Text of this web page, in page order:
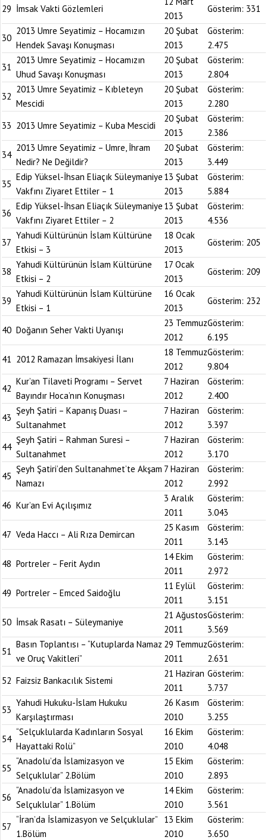
29 İmsak Vakti Gözlemleri
2013
Gösterim: 331
30
2013 Umre Seyatimiz – Hocamızın
Hendek Savaşı Konuşması
20 Şubat
2013
Gösterim:
2.475
31
2013 Umre Seyatimiz – Hocamızın
Uhud Savaşı Konuşması
20 Şubat
2013
Gösterim:
2.804
32
2013 Umre Seyatimiz – Kıbleteyn
Mescidi
20 Şubat
2013
Gösterim:
2.280
33 2013 Umre Seyatimiz – Kuba Mescidi
20 Şubat
2013
Gösterim:
2.386
34
2013 Umre Seyatimiz – Umre, İhram
Nedir? Ne Değildir?
20 Şubat
2013
Gösterim:
3.449
35
Edip Yüksel-İhsan Eliaçık Süleymaniye
Vakfını Ziyaret Ettiler – 1
13 Şubat
2013
Gösterim:
5.884
36
Edip Yüksel-İhsan Eliaçık Süleymaniye
Vakfını Ziyaret Ettiler – 2
13 Şubat
2013
Gösterim:
4.536
37
Yahudi Kültürünün İslam Kültürüne
Etkisi – 3
18 Ocak
2013
Gösterim: 205
38
Yahudi Kültürünün İslam Kültürüne
Etkisi – 2
17 Ocak
2013
Gösterim: 209
39
Yahudi Kültürünün İslam Kültürüne
Etkisi – 1
16 Ocak
2013
Gösterim: 232
40 Doğanın Seher Vakti Uyanışı
23 Temmuz
2012
Gösterim:
6.195
41 2012 Ramazan İmsakiyesi İlanı
18 Temmuz
2012
Gösterim:
9.804
42
Kur’an Tilaveti Programı – Servet
Bayındır Hoca’nın Konuşması
7 Haziran
2012
Gösterim:
2.400
43
Şeyh Şatiri – Kapanış Duası –
Sultanahmet
7 Haziran
2012
Gösterim:
3.397
44
Şeyh Şatiri – Rahman Suresi –
Sultanahmet
7 Haziran
2012
Gösterim:
3.170
45
Şeyh Şatiri’den Sultanahmet’te Akşam
Namazı
7 Haziran
2012
Gösterim:
2.992
46 Kur’an Evi Açılışımız
3 Aralık
2011
Gösterim:
3.043
47 Veda Haccı – Ali Rıza Demircan
25 Kasım
2011
Gösterim:
3.143
48 Portreler – Ferit Aydın
14 Ekim
2011
Gösterim:
2.972
49 Portreler – Emced Saidoğlu
11 Eylül
2011
Gösterim:
3.151
50 İmsak Rasatı – Süleymaniye
21 Ağustos
2011
Gösterim:
3.569
51
Basın Toplantısı – “Kutuplarda Namaz
ve Oruç Vakitleri”
29 Temmuz
2011
Gösterim:
2.631
52 Faizsiz Bankacılık Sistemi
21 Haziran
2011
Gösterim:
3.737
53
Yahudi Hukuku-İslam Hukuku
Karşılaştırması
26 Kasım
2010
Gösterim:
3.255
54
“Selçuklularda Kadınların Sosyal
Hayattaki Rolü”
16 Ekim
2010
Gösterim:
4.048
55
“Anadolu’da İslamizasyon ve
Selçuklular” 2.Bölüm
15 Ekim
2010
Gösterim:
2.893
56
“Anadolu’da İslamizasyon ve
Selçuklular” 1.Bölüm
14 Ekim
2010
Gösterim:
3.561
57
“İran’da İslamizasyon ve Selçuklular”
1.Bölüm
13 Ekim
2010
Gösterim:
3.650